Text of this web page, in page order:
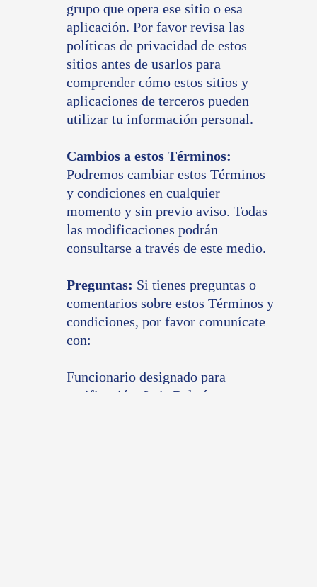
grupo que opera ese sitio o esa
aplicación. Por favor revisa las
políticas de privacidad de estos
sitios antes de usarlos para
comprender cómo estos sitios y
aplicaciones de terceros pueden
utilizar tu información personal.
Cambios a estos Términos:
Podremos cambiar estos Términos
y condiciones en cualquier
momento y sin previo aviso. Todas
las modificaciones podrán
consultarse a través de este medio.
Preguntas: Si tienes preguntas o
comentarios sobre estos Términos y
condiciones, por favor comunícate
con:
Funcionario designado para
notificación: Luis Beltrán